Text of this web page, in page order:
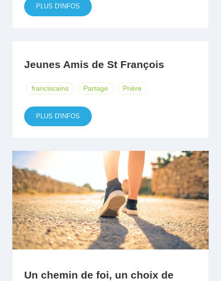
PLUS D'INFOS
Jeunes Amis de St François
franciscains Partage Prière
PLUS D'INFOS
Un chemin de foi, un choix de